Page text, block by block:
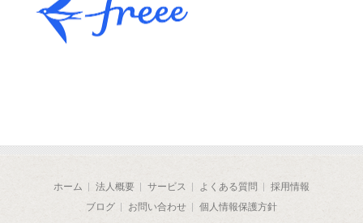
ホーム 法人概要 サービス よくある質問
採用情報
ブログ
お問い合わせ 個人情報保護方針